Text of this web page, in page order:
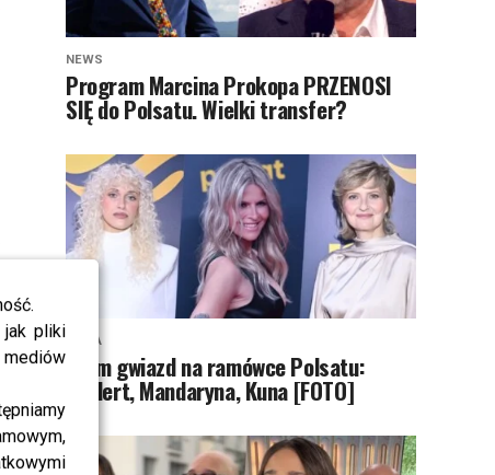
jak pliki
NEWS
Program Marcina Prokopa PRZENOSI
SIĘ do Polsatu. Wielki transfer?
MODA
Tłum gwiazd na ramówce Polsatu:
Englert, Mandaryna, Kuna [FOTO]